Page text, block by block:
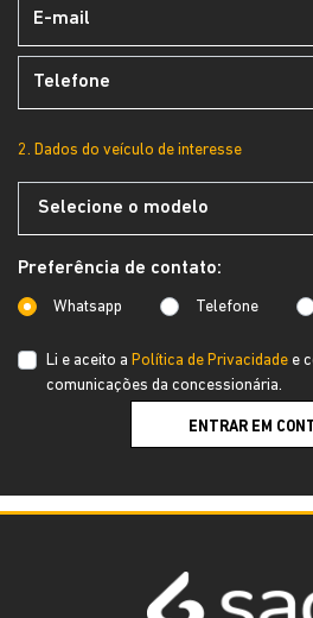
2. Dados do veículo de interesse
Preferência de contato:
Whatsapp Telefone
Li e aceito a Política de Privacidade e
comunicações da concessionária.
ENTRAR EM